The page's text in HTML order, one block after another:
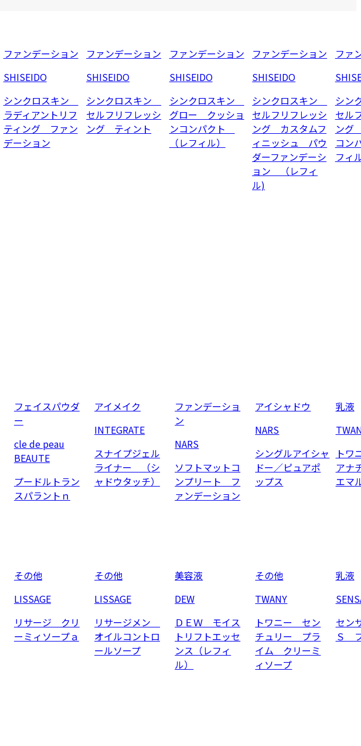
ファンデーション
SHISEIDO
シンクロスキン
ラディアントリフ
ティング ファン
デーション
ファンデーション
SHISEIDO
シンクロスキン
セルフリフレッシ
ング ティント
ファンデーション
SHISEIDO
シンクロスキン
グロー クッショ
ンコンパクト
（レフィル）
ファンデーション
SHISEIDO
シンクロスキン
セルフリフレッシ
ング カスタムフ
ィニッシュ パウ
ダーファンデーシ
ョン （レフィ
ル)
ファ
シン
セル
ング
コン
フィ
フェイスパウダ
ー
cle de peau
BEAUTE
プードルトラン
スパラントｎ
アイメイク
INTEGRATE
スナイプジェル
ライナー （シ
ャドウタッチ）
ファンデーショ
ン
NARS
ソフトマットコ
ンプリート フ
ァンデーション
アイシャドウ
NARS
シングルアイシャ
ドー／ピュアポ
ップス
乳液
ト
アナ
エマ
その他
LISSAGE
リサージ クリ
ーミィソープａ
その他
LISSAGE
リサージメン
オイルコントロ
ールソープ
美容液
DEW
ＤＥＷ モイス
トリフトエッセ
ンス（レフィ
ル）
その他
TWANY
トワニー セン
チュリー プラ
イム クリーミ
ィソープ
乳液
セン
Ｓ